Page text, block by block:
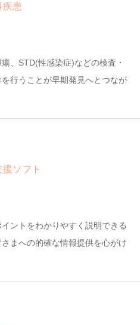
疾患
、STD(性感染症)などの検査・
行うことが早期発見へとつなが
ソフト
ントをわかりやすく説明できる
まへの的確な情報提供を心がけ